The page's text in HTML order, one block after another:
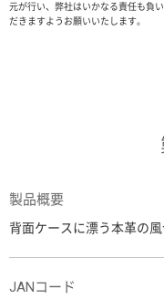
元が行い、弊社はいかなる責任も負
だきますようお願いいたします。
製品概要
背面ケースに漂う本革の風
JANコード